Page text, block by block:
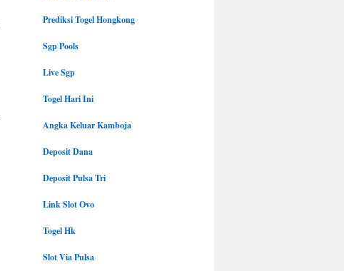
Prediksi Togel Hongkong
Sgp Pools
Live Sgp
Togel Hari Ini
Angka Keluar Kamboja
Deposit Dana
Deposit Pulsa Tri
Link Slot Ovo
Togel Hk
Slot Via Pulsa